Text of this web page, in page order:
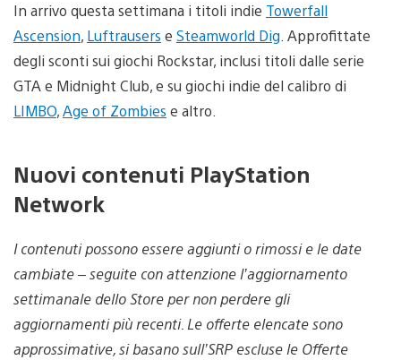
In arrivo questa settimana i titoli indie Towerfall
Ascension, Luftrausers e Steamworld Dig . Approfittate
degli sconti sui giochi Rockstar, inclusi titoli dalle serie
GTA e Midnight Club, e su giochi indie del calibro di
LIMBO,Age of Zombies e altro.
Nuovi contenuti PlayStation
Network
I contenuti possono essere aggiunti o rimossi e le date
cambiate – seguite con attenzione l’aggiornamento
settimanale dello Store per non perdere gli
aggiornamenti più recenti. Le offerte elencate sono
approssimative, si basano sull’SRP escluse le Offerte